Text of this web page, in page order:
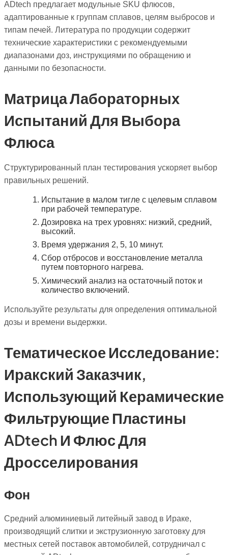
ADtech предлагает модульные SKU флюсов,
адаптированные к группам сплавов, целям выбросов и
типам печей. Литература по продукции содержит
технические характеристики с рекомендуемыми
диапазонами доз, инструкциями по обращению и
данными по безопасности.
Матрица Лабораторных
Испытаний Для Выбора
Флюса
Структурированный план тестирования ускоряет выбор
правильных решений.
Испытание в малом тигле с целевым сплавом
при рабочей температуре.
Дозировка на трех уровнях: низкий, средний,
высокий.
Время удержания 2, 5, 10 минут.
Сбор отбросов и восстановление металла
путем повторного нагрева.
Химический анализ на остаточный поток и
количество включений.
Используйте результаты для определения оптимальной
дозы и времени выдержки.
Тематическое Исследование:
Иракский Заказчик,
Использующий Керамические
Фильтрующие Пластины
ADtech И Флюс Для
Дросселирования
Фон
Средний алюминиевый литейный завод в Ираке,
производящий слитки и экструзионную заготовку для
местных сетей поставок автомобилей, сотрудничал с